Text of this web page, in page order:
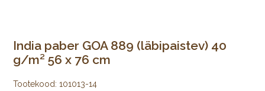
India paber GOA 889 (läbipaistev) 40
g/m² 56 x 76 cm
Tootekood: 101013-14